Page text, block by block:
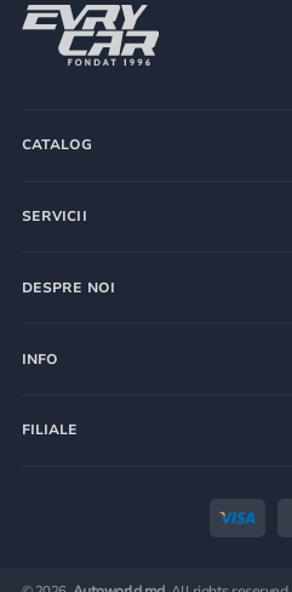
CATALOG
SERVICII
DESPRE NOI
INFO
FILIALE